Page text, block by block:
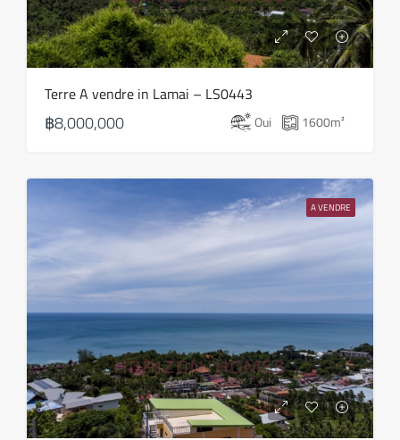
Terre A vendre in Lamai – LS0443
฿8,000,000 Oui 1600m²
A VENDRE